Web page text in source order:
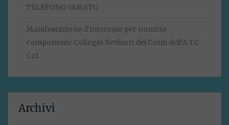
TELEFONO GUASTO
Manifestazione d‘interesse per nomina
componente Collegio Revisori dei Conti dell’A.T.C.
Cz1.
Archivi